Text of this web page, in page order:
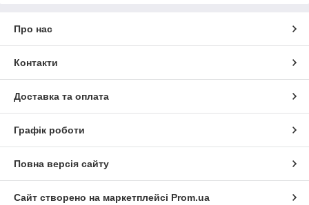
Про нас
Контакти
Доставка та оплата
Графік роботи
Повна версія сайту
Сайт створено на маркетплейсі Prom.ua